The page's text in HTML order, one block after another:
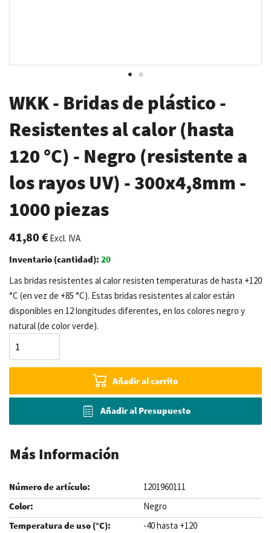
al
comienzo
de
la
galería
de
WKK - Bridas de plástico -
Resistentes al calor (hasta
120 °C) - Negro (resistente a
los rayos UV) - 300x4,8mm -
1000 piezas
41,80 €Excl. IVA
Inventario (cantidad): 20
Las bridas resistentes al calor resisten temperaturas de hasta +120
°C (en vez de +85 °C). Estas bridas resistentes al calor están
disponibles en 12 longitudes diferentes, en los colores negro y
natural (de color verde).
Añadir al carrito
Añadir al Presupuesto
Más Información
1201960111
Negro
-40 hasta +120